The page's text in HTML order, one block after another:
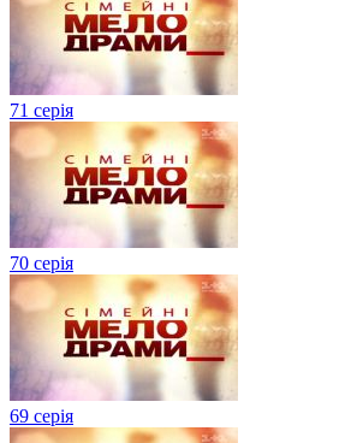
71 серія
70 серія
69 серія